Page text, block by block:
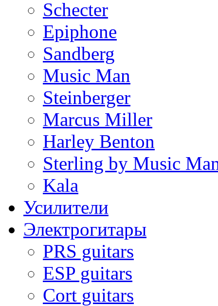
Schecter
Epiphone
Sandberg
Music Man
Steinberger
Marcus Miller
Harley Benton
Sterling by Music
Kala
Усилители
Электрогитары
PRS guitars
ESP guitars
Cort guitars